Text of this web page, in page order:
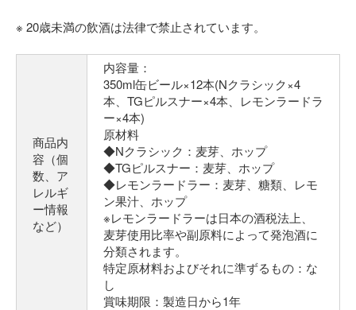
※ 20歳未満の飲酒は法律で禁止されています。
商品内
容（個
数、ア
レルギ
ー情報
など）
内容量：
350ml缶ビール×12本(Nクラシック×4
本、TGピルスナー×4本、レモンラードラ
ー×4本)
原材料
◆Nクラシック：麦芽、ホップ
◆TGピルスナー：麦芽、ホップ
◆レモンラードラー：麦芽、糖類、レモ
ン果汁、ホップ
※レモンラードラーは日本の酒税法上、
麦芽使用比率や副原料によって発泡酒に
分類されます。
特定原材料およびそれに準ずるもの：な
し
賞味期限：製造日から1年